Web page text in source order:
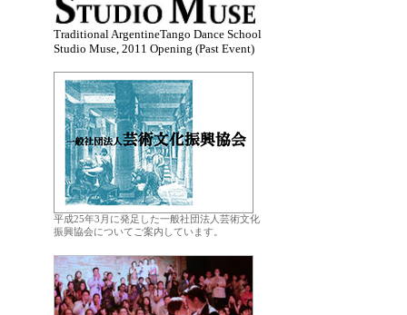
Traditional ArgentineTango Dance School
Studio Muse, 2011 Opening (Past Event)
平成25年3月に発足した一般社団法人芸術文化
振興協会についてご案内しています。